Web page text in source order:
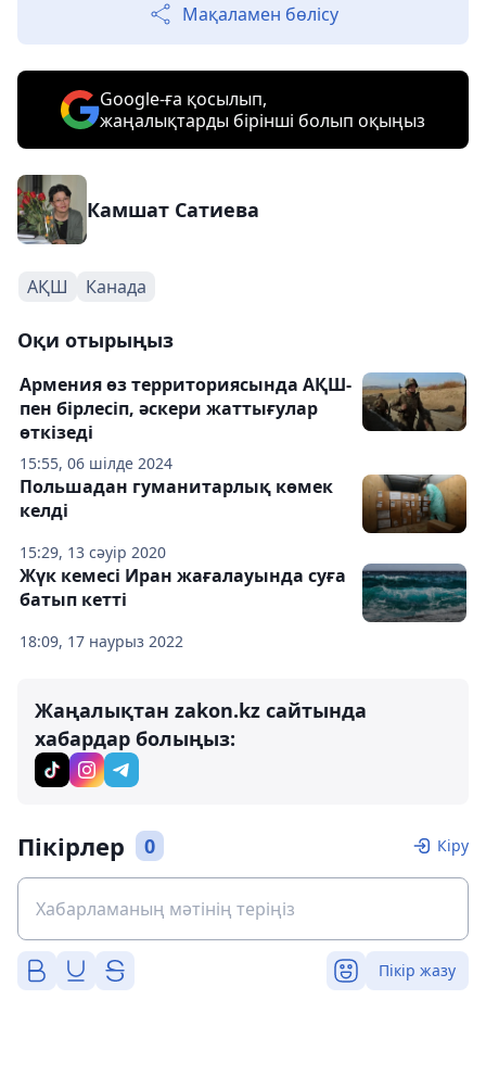
Мақаламен бөлісу
Google-ға қосылып,
жаңалықтарды бірінші болып оқыңыз
Камшат Сатиева
АҚШ Канада
Оқи отырыңыз
15:55, 06 шілде 2024
Армения өз территориясында АҚШ-
пен бірлесіп, әскери жаттығулар
өткізеді
15:29, 13 сәуір 2020
Польшадан гуманитарлық көмек
келді
18:09, 17 наурыз 2022
Жүк кемесі Иран жағалауында суға
батып кетті
Жаңалықтан zakon.kz сайтында
хабардар болыңыз:
Пікірлер 0 Кіру
Пікір жазу